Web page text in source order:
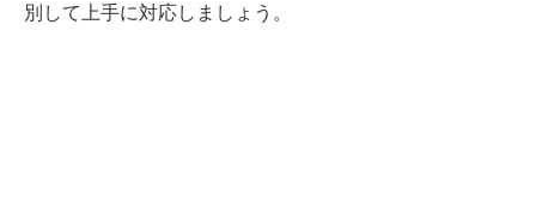
別して上手に対応しましょう。